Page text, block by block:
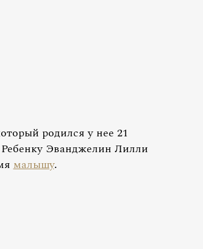
родился у нее 21
Эванджелин Лилли
малышу.